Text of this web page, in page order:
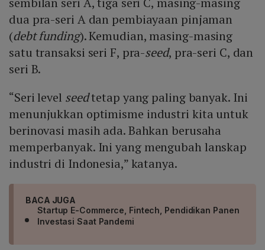
dua pra-seri A dan pembiayaan pinjaman
(debt funding). Kemudian, masing-masing
satu transaksi seri F, pra-seed, pra-seri C, dan
seri B.
“Seri level seedtetap yang paling banyak. Ini
menunjukkan optimisme industri kita untuk
berinovasi masih ada. Bahkan berusaha
memperbanyak. Ini yang mengubah lanskap
industri di Indonesia,” katanya.
BACA JUGA
Startup E-Commerce, Fintech, Pendidikan Panen
Investasi Saat Pandemi